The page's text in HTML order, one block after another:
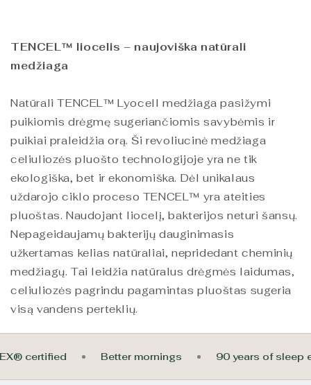
TENCEL™ liocelis – naujoviška natūrali
medžiaga
Natūrali TENCEL™ Lyocell medžiaga pasižymi
puikiomis drėgmę sugeriančiomis savybėmis ir
puikiai praleidžia orą. Ši revoliucinė medžiaga
celiuliozės pluošto technologijoje yra ne tik
ekologiška, bet ir ekonomiška. Dėl unikalaus
uždarojo ciklo proceso TENCEL™ yra ateities
pluoštas. Naudojant liocelį, bakterijos neturi šansų.
Nepageidaujamų bakterijų dauginimasis
užkertamas kelias natūraliai, nepridedant cheminių
medžiagų. Tai leidžia natūralus drėgmės laidumas,
celiuliozės pagrindu pagamintas pluoštas sugeria
visą vandens perteklių.
certified Better mornings 90 years of sleep